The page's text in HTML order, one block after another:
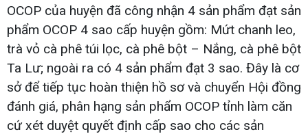
OCOP của huyện đã công nhận 4 sản phẩm đạt sản
phẩm OCOP 4 sao cấp huyện gồm: Mứt chanh leo,
trà vỏ cà phê túi lọc, cà phê bột – Nắng, cà phê bột
Ta Lư; ngoài ra có 4 sản phẩm đạt 3 sao. Đây là cơ
sở để tiếp tục hoàn thiện hồ sơ và chuyển Hội đồng
đánh giá, phân hạng sản phẩm OCOP tỉnh làm căn
cứ xét duyệt quyết định cấp sao cho các sản